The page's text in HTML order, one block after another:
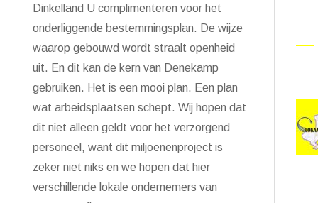
Dinkelland U complimenteren voor het
onderliggende bestemmingsplan. De wijze
waarop gebouwd wordt straalt openheid
uit. En dit kan de kern van Denekamp
gebruiken. Het is een mooi plan. Een plan
wat arbeidsplaatsen schept. Wij hopen dat
dit niet alleen geldt voor het verzorgend
personeel, want dit miljoenenproject is
zeker niet niks en we hopen dat hier
verschillende lokale ondernemers van